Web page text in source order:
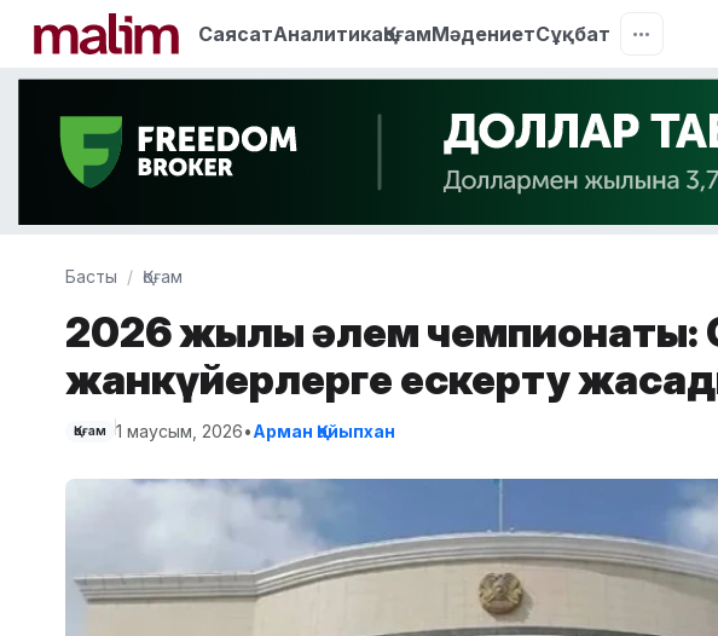
СаясатАналитикаҚоғамМәдениетСұқбат
Басты Қоғам
2026 жылғы әлем чемпионаты:
жанкүйерлерге ескерту
Қоғам 1 маусым, 2026•Арман Қайыпхан